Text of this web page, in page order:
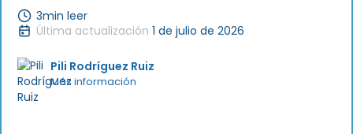
3min leer
Última actualización 1 de julio de 2026
Pili Rodríguez Ruiz
Más información